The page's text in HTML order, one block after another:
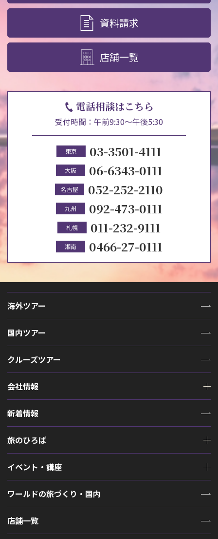
資料請求
店舗一覧
電話相談はこちら
受付時間：午前9:30～午後5:30
東京 03-3501-4111
大阪 06-6343-0111
名古屋 052-252-2110
九州 092-473-0111
札幌 011-232-9111
湘南 0466-27-0111
海外ツアー
国内ツアー
クルーズツアー
会社情報
新着情報
旅のひろば
イベント・講座
ワールドの旅づくり・国内
店舗一覧